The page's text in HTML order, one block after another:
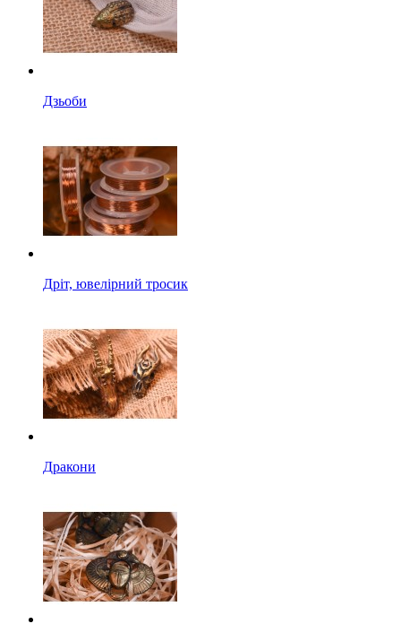
Дзьоби
Дріт, ювелірний тросик
Дракони